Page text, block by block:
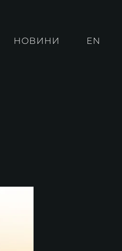
НОВИНИ EN